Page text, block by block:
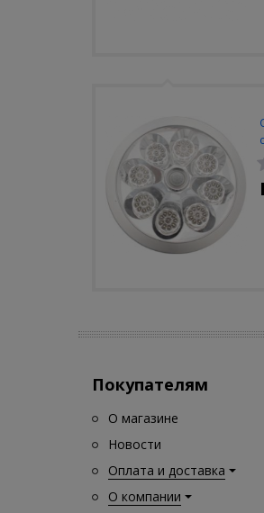
Покупателям
О магазине
Новости
Оплата и доставка
О компании